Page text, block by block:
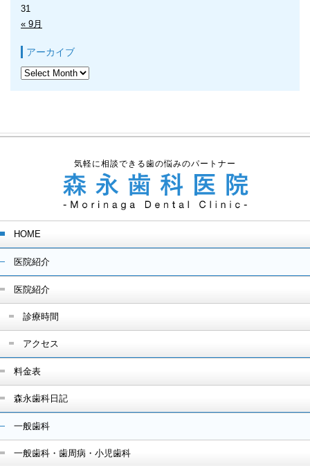
31
« 9月
アーカイブ
ア
気軽に相談できる歯の悩みのパートナー
HOME
医院紹介
医院紹介
診療時間
アクセス
料金表
森永歯科日記
一般歯科
一般歯科・歯周病・小児歯科